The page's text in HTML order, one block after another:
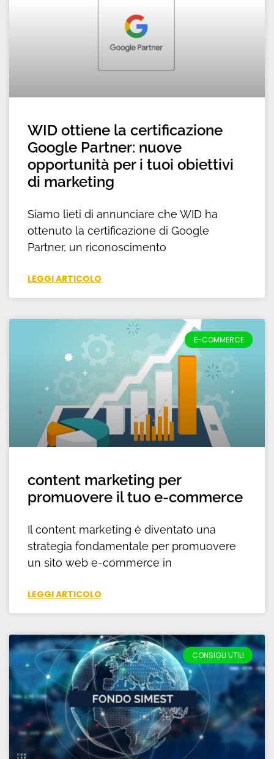
WID ottiene la certificazione
Google Partner: nuove
opportunità per i tuoi obiettivi
di marketing
Siamo lieti di annunciare che WID ha
ottenuto la certificazione di Google
Partner, un riconoscimento
LEGGI ARTICOLO
E-COMMERCE
content marketing per
promuovere il tuo e-commerce
Il content marketing è diventato una
strategia fondamentale per promuovere
un sito web e-commerce in
LEGGI ARTICOLO
CONSIGLI UTILI